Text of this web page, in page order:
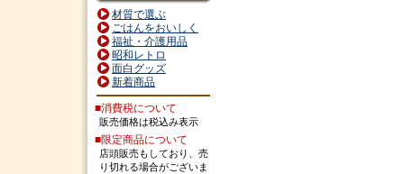
材質で選ぶ
ごはんをおいしく
福祉・介護用品
昭和レトロ
面白グッズ
新着商品
■消費税について
販売価格は税込み表示
■限定商品について
店頭販売もしており、売
り切れる場合がございま